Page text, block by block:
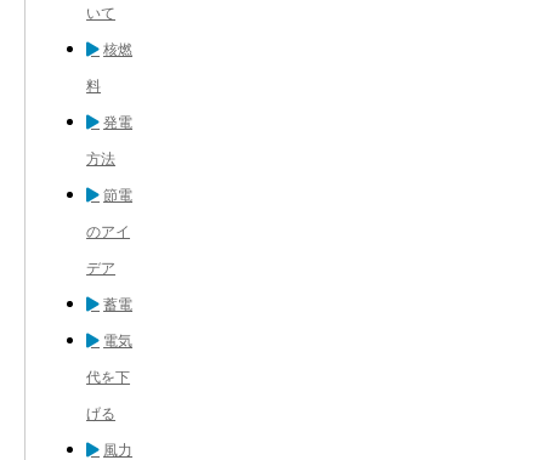
いて
核燃
料
発電
方法
節電
のアイ
デア
蓄電
電気
代を下
げる
風力